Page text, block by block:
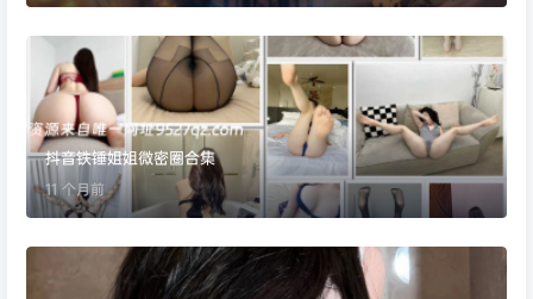
抖音铁锤姐姐微密圈合集
11 个月前